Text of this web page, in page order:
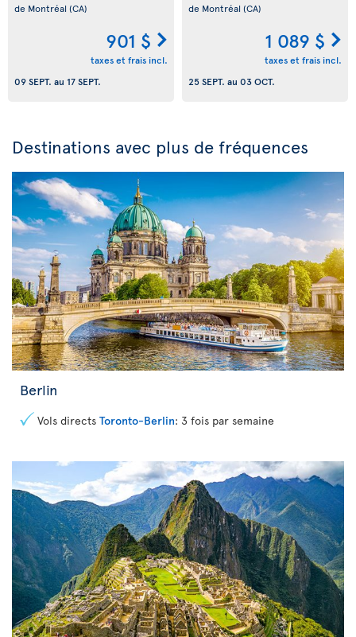
de Montréal (CA)
901 $
taxes et frais incl.
09 SEPT. au 17 SEPT.
de Montréal (CA)
1 089 $
taxes et frais incl.
25 SEPT. au 03 OCT.
Destinations avec plus de fréquences
Berlin
Vols directs Toronto-Berlin: 3 fois par semaine